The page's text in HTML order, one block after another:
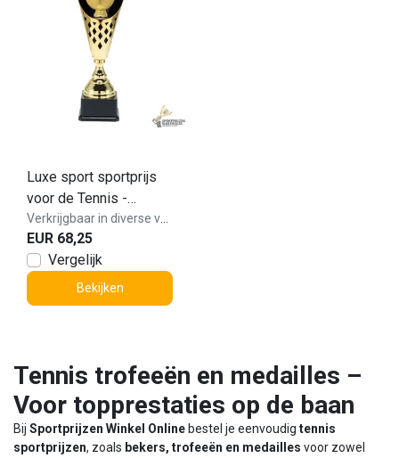
Luxe sport sportprijs
voor de Tennis -
ST.083.01
EUR 68,25
Vergelijk
Bekijken
Tennis trofeeën en medailles –
Voor topprestaties op de baan
Bij Sportprijzen Winkel Online bestel je eenvoudig tennis
sportprijzen, zoals bekers, trofeeën en medailles voor zowel